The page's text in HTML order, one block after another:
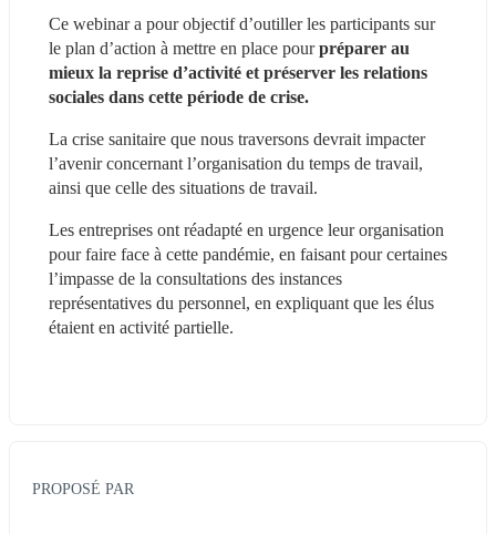
Ce webinar a pour objectif d’outiller les participants sur
le plan d’action à mettre en place pour préparer au
mieux la reprise d’activité et préserver les relations
sociales dans cette période de crise.
La crise sanitaire que nous traversons devrait impacter
l’avenir concernant l’organisation du temps de travail,
ainsi que celle des situations de travail.
Les entreprises ont réadapté en urgence leur organisation
pour faire face à cette pandémie, en faisant pour certaines
l’impasse de la consultations des instances
représentatives du personnel, en expliquant que les élus
étaient en activité partielle.
PROPOSÉ PAR